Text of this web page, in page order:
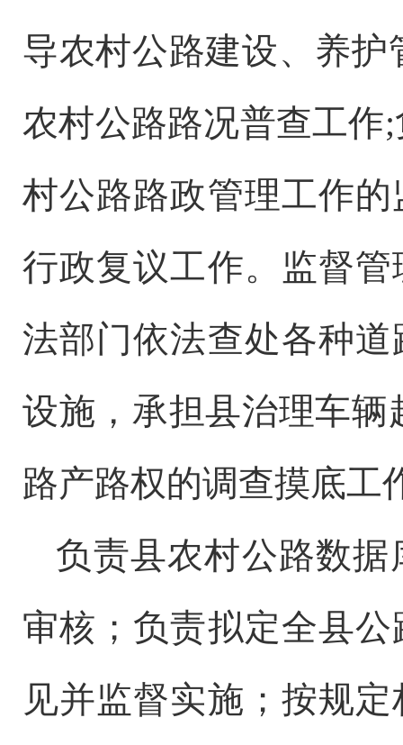
导农村公路建设、养
农村公路路况普查工作;
村公路路政管理工作
行政复议工作。监督
法部门依法查处各种
设施，承担县治理车辆
路产路权的调查摸底工
负责县农村公路数据
审核；负责拟定全县公
见并监督实施；按规